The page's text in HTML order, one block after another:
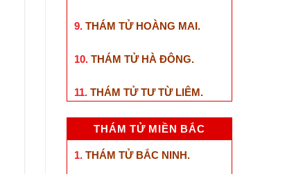
9. THÁM TỬ HOÀNG MAI.
10. THÁM TỬ HÀ ĐÔNG.
11. THÁM TỬ TƯ TỪ LIÊM.
THÁM TỬ MIỀN BẮC
1. THÁM TỬ BẮC NINH.